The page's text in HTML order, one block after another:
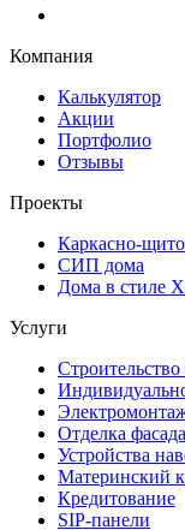
Компания
Калькулятор
Акции
Портфолио
Отзывы
Проекты
Каркасно-
СИП дома
Дома в стиле
Услуги
Отделка фасада
Устройства
Материнский
Кредитование
SIP-панели